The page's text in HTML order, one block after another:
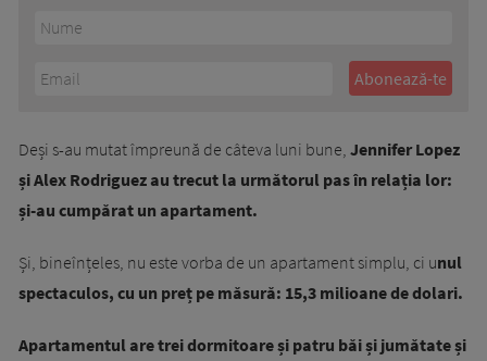
Deși s-au mutat împreună de câteva luni bune, Jennifer Lopez
și Alex Rodriguez au trecut la următorul pas în relația lor:
și-au cumpărat un apartament.
Și, bineînțeles, nu este vorba de un apartament simplu, ci unul
spectaculos, cu un preț pe măsură: 15,3 milioane de dolari.
Apartamentul are trei dormitoare și patru băi și jumătate și